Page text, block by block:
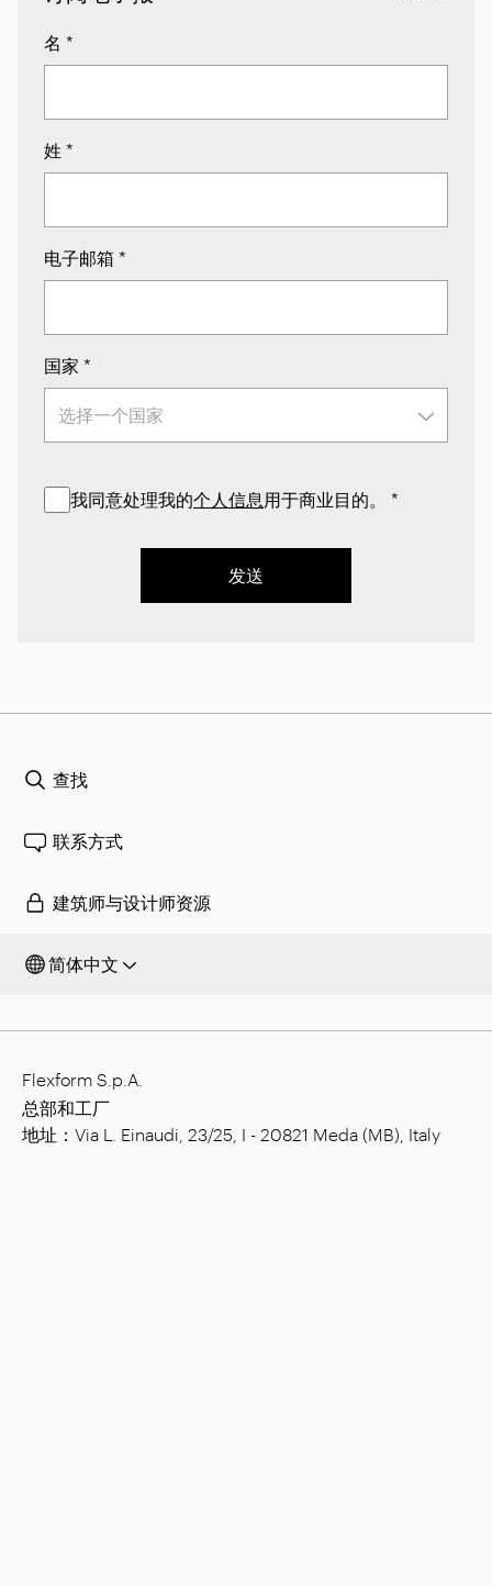
名 *
姓 *
电子邮箱 *
国家 *
我同意处理我的个人信息 用于商业目的。 *
发送
查找
联系方式
建筑师与设计师资源
简体中文
Flexform S.p.A.
总部和工厂
地址：Via L. Einaudi, 23/25, I - 20821 Meda (MB), Italy